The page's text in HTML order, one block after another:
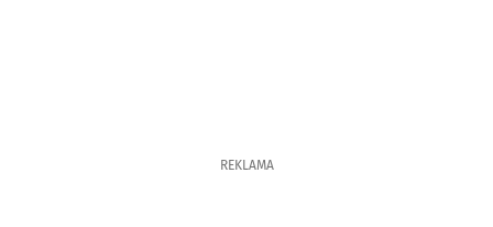
REKLAMA